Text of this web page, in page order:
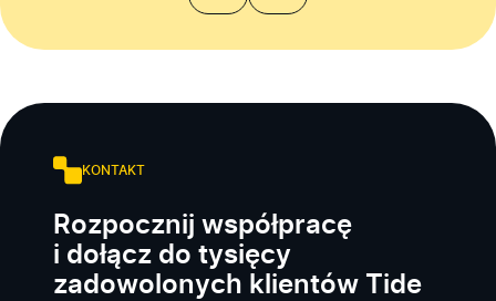
KONTAKT
Rozpocznij współpracę
i dołącz do tysięcy
zadowolonych klientów Tide